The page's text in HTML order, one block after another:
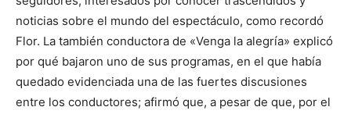
noticias sobre el mundo del espectáculo, como recordó
Flor. La también conductora de «Venga la alegría» explicó
por qué bajaron uno de sus programas, en el que había
quedado evidenciada una de las fuertes discusiones
entre los conductores; afirmó que, a pesar de que, por el